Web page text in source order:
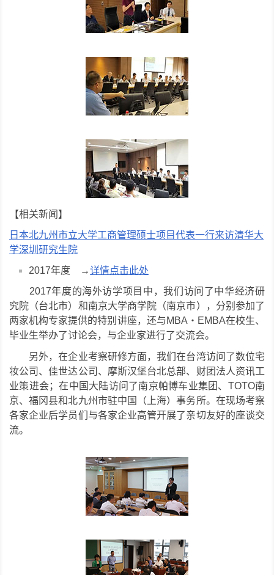
【相关新闻】
日本北九州市立大学工商管理硕士项目代表一行来访清华大
学深圳研究生院
2017年度 →详情点击此处
2017年度的海外访学项目中，我们访问了中华经济研
究院（台北市）和南京大学商学院（南京市），分别参加了
两家机构专家提供的特别讲座，还与MBA・EMBA在校生、
毕业生举办了讨论会，与企业家进行了交流会。
另外，在企业考察研修方面，我们在台湾访问了数位宅
妆公司、佳世达公司、摩斯汉堡台北总部、财团法人资讯工
业策进会；在中国大陆访问了南京帕博车业集团、TOTO南
京、福冈县和北九州市驻中国（上海）事务所。在现场考察
各家企业后学员们与各家企业高管开展了亲切友好的座谈交
流。